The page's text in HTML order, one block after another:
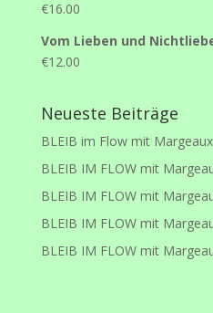
€16.00
Vom Lieben und
€12.00
Neueste Beiträge
BLEIB im Flow mit
BLEIB IM FLOW mit
BLEIB IM FLOW mit
BLEIB IM FLOW mit
BLEIB IM FLOW mit